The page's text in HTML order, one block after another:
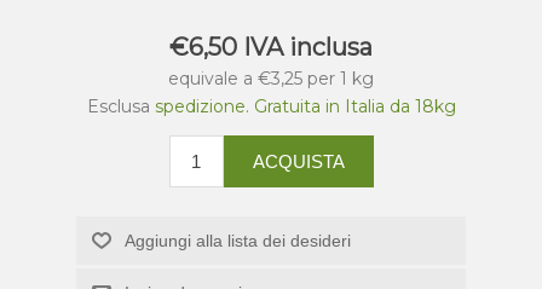
€6,50 IVA inclusa
equivale a €3,25 per 1 kg
Esclusa spedizione. Gratuita in Italia da 18kg
ACQUISTA
Aggiungi alla lista dei desideri